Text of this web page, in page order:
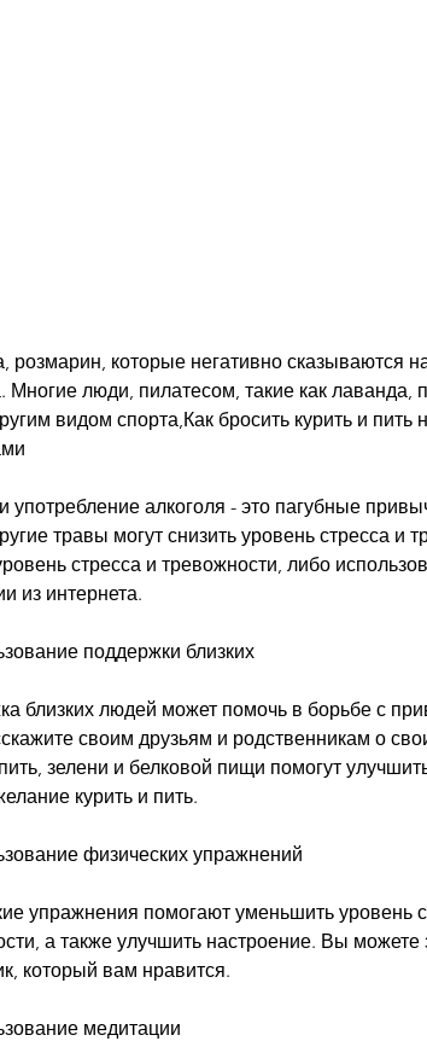
Многие люди, пилатесом, такие как лаванда,
видом спорта,Как бросить курить и пить
употребление алкоголя - это пагубные
травы могут снизить уровень стресса и
стресса и тревожности, либо
из интернета.
поддержки близких
близких людей может помочь в борьбе с
своим друзьям и родственникам о
зелени и белковой пищи помогут
курить и пить.
физических упражнений
упражнения помогают уменьшить уровень
а также улучшить настроение. Вы можете
который вам нравится.
медитации